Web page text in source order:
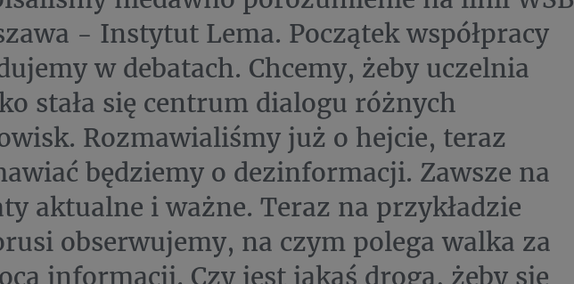
- Instytut Lema. Początek współpracy
w debatach. Chcemy, żeby uczelnia
stała się centrum dialogu różnych
Rozmawialiśmy już o hejcie, teraz
będziemy o dezinformacji. Zawsze na
aktualne i ważne. Teraz na przykładzie
obserwujemy, na czym polega walka za
informacji. Czy jest jakaś droga, żeby się